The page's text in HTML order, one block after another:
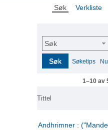
Søk Verkliste
Søk
Søk Søketips
1–10 av
Tittel
Andhrimner :